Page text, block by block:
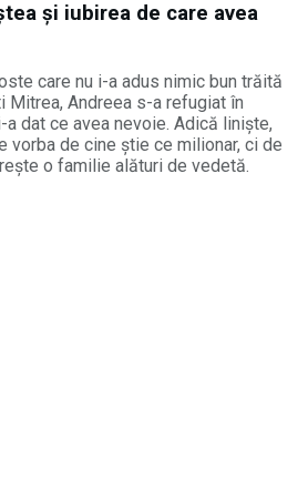
și iubirea de care avea
care nu i-a adus nimic bun trăită
Mitrea, Andreea s-a refugiat în
dat ce avea nevoie. Adică liniște,
vorba de cine știe ce milionar, ci de
o familie alături de vedetă.